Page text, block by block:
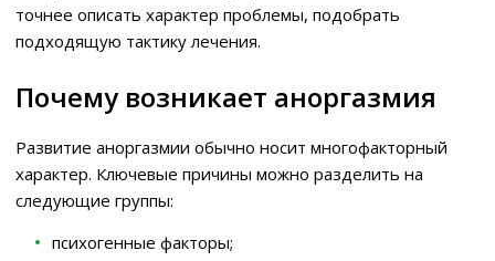
точнее описать характер проблемы, подобрать
подходящую тактику лечения.
Почему возникает аноргазмия
Развитие аноргазмии обычно носит многофакторный
характер. Ключевые причины можно разделить на
следующие группы:
психогенные факторы;